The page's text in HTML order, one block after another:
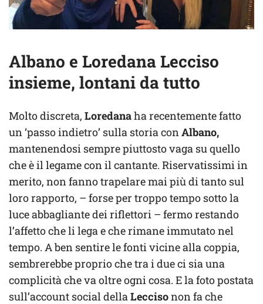
Albano e Loredana Lecciso
insieme, lontani da tutto
Molto discreta, Loredanaha recentemente fatto
un ‘passo indietro’ sulla storia con Albano,
mantenendosi sempre piuttosto vaga su quello
che è il legame con il cantante. Riservatissimi in
merito, non fanno trapelare mai più di tanto sul
loro rapporto, – forse per troppo tempo sotto la
luce abbagliante dei riflettori – fermo restando
l’affetto che li lega e che rimane immutato nel
tempo. A ben sentire le fonti vicine alla coppia,
sembrerebbe proprio che tra i due ci sia una
complicità che va oltre ogni cosa. E la foto postata
sull’account social della Leccisonon fa che